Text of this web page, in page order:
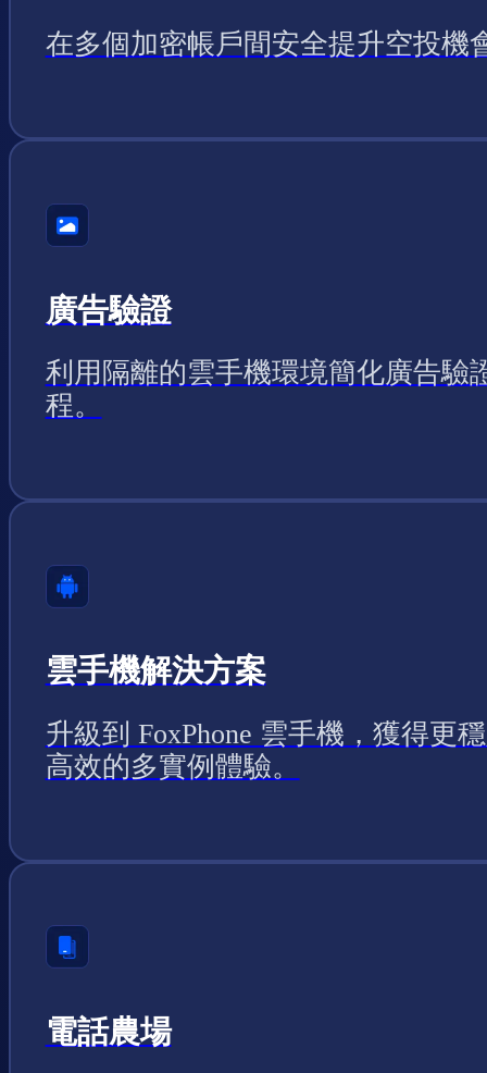
在多個加密帳戶間安全提升空投機
廣告驗證
利用隔離的雲手機環境簡化廣告驗
程。
雲手機解決方案
升級到 FoxPhone 雲手機，獲得更
高效的多實例體驗。
電話農場